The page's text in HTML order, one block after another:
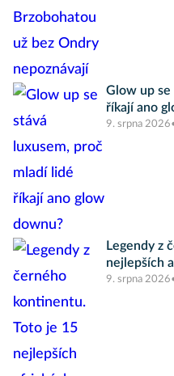
Glow up se
říkají ano
9. srpna 2026
Legendy z
nejlepších
9. srpna 2026